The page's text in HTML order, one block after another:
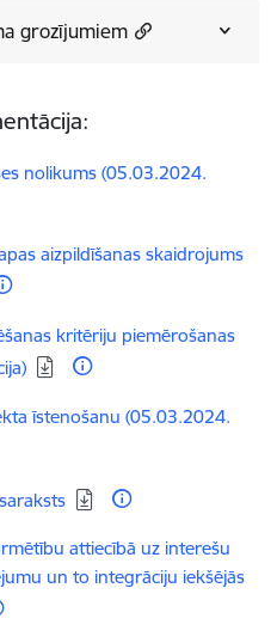
grozījumiem
nolikums (05.03.2024.
aizpildīšanas skaidrojums
kritēriju piemērošanas
īstenošanu (05.03.2024.
attiecībā uz interešu
un to integrāciju iekšējās